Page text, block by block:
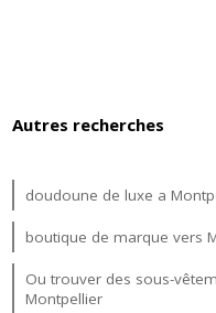
Autres recherches
doudoune de luxe a
boutique de marque vers
Ou trouver des sous-
Montpellier